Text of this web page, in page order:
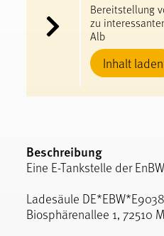
Bereitstellung
zu
Alb
Inhalt laden
Beschreibung
Eine E-Tankstelle der
Ladesäule
Biosphärenallee 1, 72510